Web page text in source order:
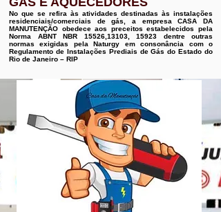
No que se refira às atividades destinadas às instalações
residenciais/comerciais de gás, a empresa CASA DA
MANUTENÇÃO obedece aos preceitos estabelecidos pela
Norma ABNT NBR 15526,13103, 15923 dentre outras
normas exigidas pela Naturgy em consonância com o
Regulamento de Instalações Prediais de Gás do Estado do
Rio de Janeiro – RIP